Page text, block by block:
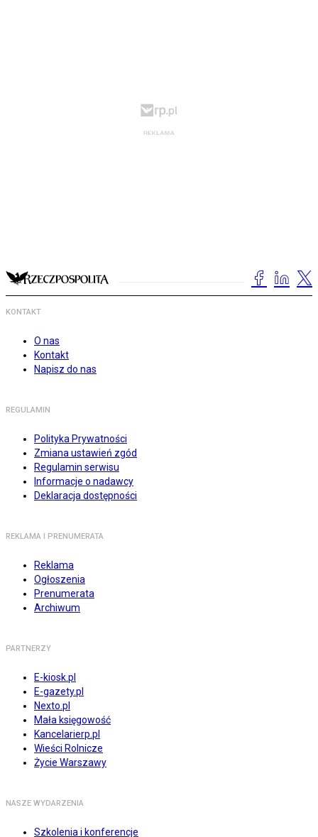
KONTAKT
O nas
Kontakt
Napisz do nas
REGULAMIN
Polityka Prywatności
Zmiana ustawień zgód
Regulamin serwisu
Informacje o nadawcy
Deklaracja dostępności
REKLAMA I PRENUMERATA
Reklama
Ogłoszenia
Prenumerata
Archiwum
PARTNERZY
E-kiosk.pl
E-gazety.pl
Nexto.pl
Mała księgowość
Kancelarierp.pl
Wieści Rolnicze
Życie Warszawy
NASZE WYDARZENIA
Szkolenia i konferencje